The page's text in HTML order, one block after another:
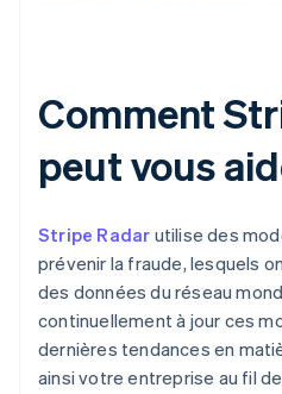
Comment
peut vous
Stripe Radar utilise des
prévenir la fraude, lesquels
des données du réseau
continuellement à jour ces
dernières tendances en
ainsi votre entreprise au fil